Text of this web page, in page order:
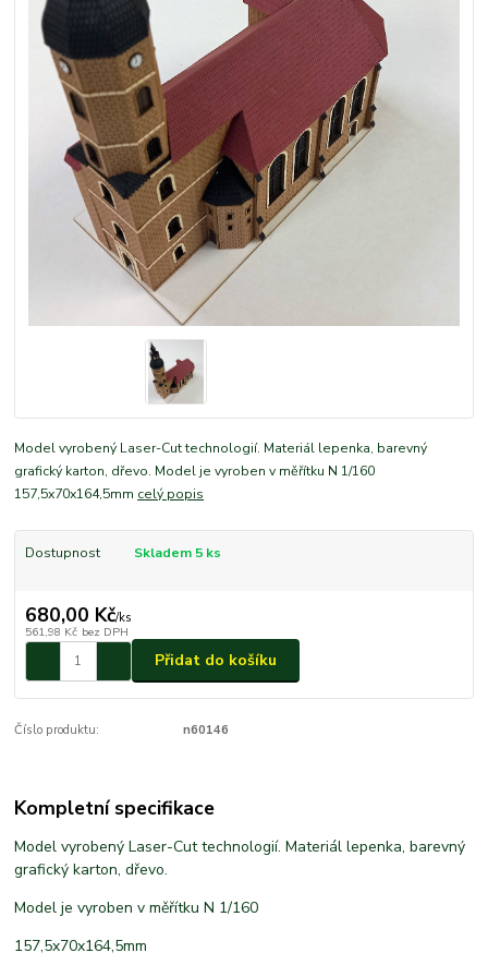
Model vyrobený Laser-Cut technologií. Materiál lepenka, barevný
grafický karton, dřevo. Model je vyroben v měřítku N 1/160
157,5x70x164,5mm celý popis
Dostupnost Skladem 5 ks
680,00 Kč/ks
561,98 Kč bez DPH
Přidat do košíku
Číslo produktu: n60146
Kompletní specifikace
Model vyrobený Laser-Cut technologií. Materiál lepenka, barevný
grafický karton, dřevo.
Model je vyroben v měřítku N 1/160
157,5x70x164,5mm